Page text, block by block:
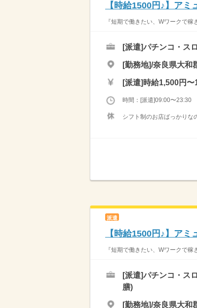
【時給1500円♪】ア
『短期で働きたい、Wワークで
[派遣]パチンコ・ス
[勤務地]/奈良県大和
[派遣] 時給1,500円〜
時間：[派遣]09:00〜23:30
シフト制のお店ばっかりな
派遣
【時給1500円♪】ア
『短期で働きたい、Wワークで
[派遣]パチンコ・ス
膳)
[勤務地]/奈良県大和